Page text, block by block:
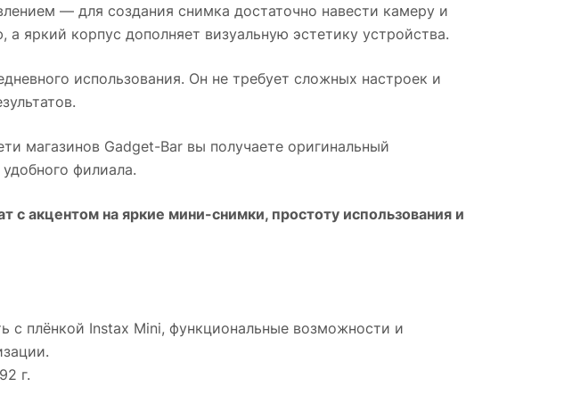
— для создания снимка достаточно навести камеру и
яркий корпус дополняет визуальную эстетику устройства.
использования. Он не требует сложных настроек и
магазинов Gadget-Bar вы получаете оригинальный
филиала.
акцентом на яркие мини-снимки, простоту использования и
с плёнкой Instax Mini, функциональные возможности и
г.